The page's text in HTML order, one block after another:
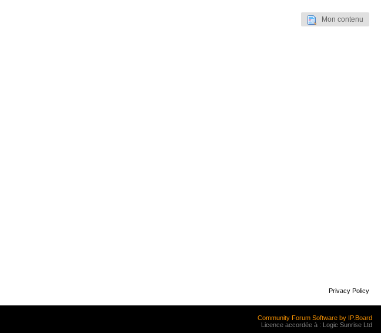
Mon contenu
Privacy Policy
Community Forum Software by IP.Board
Licence accordée à : Logic Sunrise Ltd